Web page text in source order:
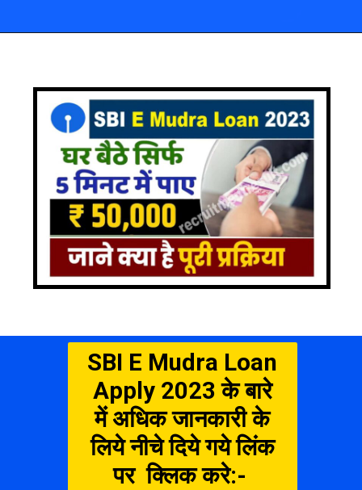
SBI E Mudra Loan
Apply 2023 के बारे
में अधिक जानकारी के
लिये नीचे दिये गये लिंक
पर क्लिक करे:-